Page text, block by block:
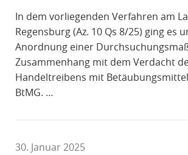
In dem vorliegenden Verfahren am
Regensburg (Az. 10 Qs 8/25) ging es
Anordnung einer
Zusammenhang mit dem Verdacht
Handeltreibens mit
BtMG. …
30. Januar 2025